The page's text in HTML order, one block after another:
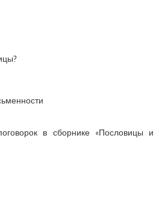
в сборнике «Пословицы и